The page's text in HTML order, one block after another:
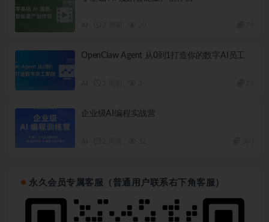
OpenClaw Agent 从0到1打造你的数字AI员工
企业级AI编程实战营
永久会员专属客服（普通用户联系右下角客服）